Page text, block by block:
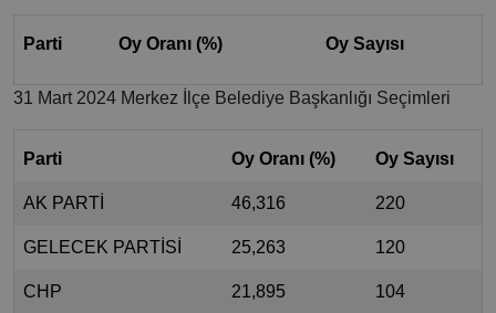
Parti Oy Oranı (%) Oy Sayısı
31 Mart 2024 Merkez İlçe Belediye Başkanlığı Seçimleri
Parti Oy Oranı (%) Oy Sayısı
AK PARTİ 46,316 220
GELECEK PARTİSİ 25,263 120
CHP 21,895 104